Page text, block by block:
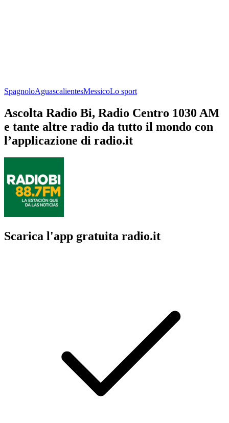
SpagnoloAguascalientesMessicoLo sport
Ascolta Radio Bi, Radio Centro 1030 AM
e tante altre radio da tutto il mondo con
l’applicazione di radio.it
Scarica l'app gratuita radio.it